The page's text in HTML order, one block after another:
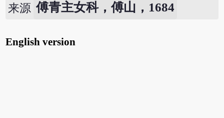
来源 傅青主女科，傅山，1684
English version